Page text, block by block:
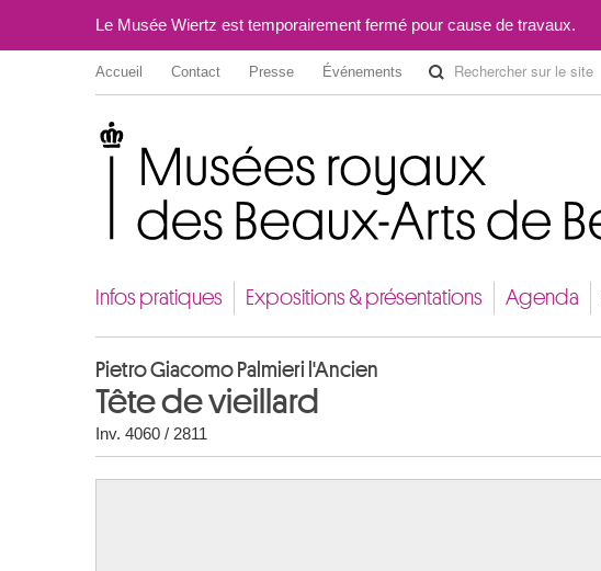
Le Musée Wiertz est temporairement fermé pour cause de travaux.
Accueil Contact Presse Événements
Infos pratiques Expositions & présentations Agenda
Pietro Giacomo Palmieri l'Ancien
Tête de vieillard
Inv. 4060 / 2811